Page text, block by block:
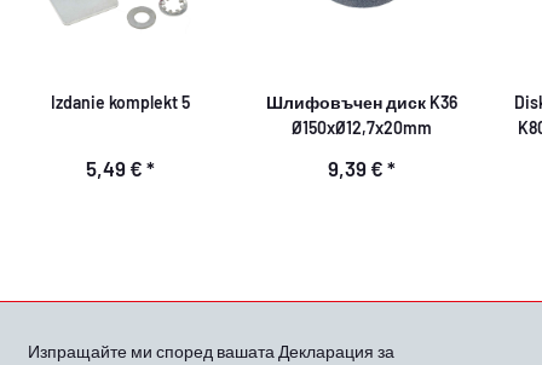
Izdanie komplekt 5
5,49 € *
Шлифовъчен диск K36
Ø150xØ12,7x20mm
9,39 € *
Изпращайте ми според вашатаДекларация за